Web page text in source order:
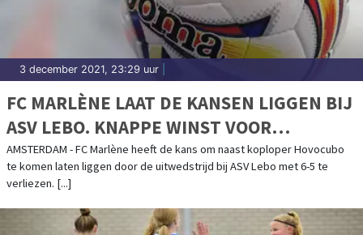
3 december 2021, 23:29 uur
FC MARLÈNE LAAT DE KANSEN LIGGEN BIJ
ASV LEBO. KNAPPE WINST VOOR
VROUWEN
AMSTERDAM - FC Marlène heeft de kans om naast koploper Hovocubo
te komen laten liggen door de uitwedstrijd bij ASV Lebo met 6-5 te
verliezen. [...]